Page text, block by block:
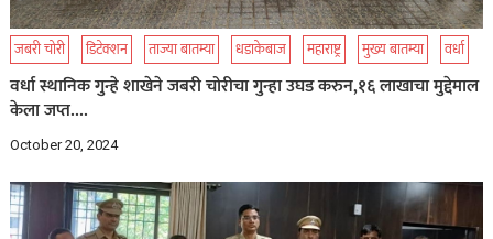
जबरी चोरी डिटेक्शन ताज्या बातम्या धडाकेबाज महाराष्ट्र मुख्य बातम्या वर्धा
वर्धा स्थानिक गुन्हे शाखेने जबरी चोरीचा गुन्हा उघड करुन,१६ लाखाचा मुद्देमाल
केला जप्त….
October 20, 2024